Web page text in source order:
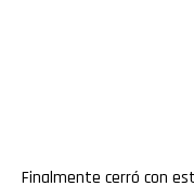
Finalmente cerró con